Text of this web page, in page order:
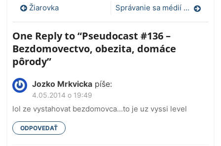
Navigácia
v
článku
Žiarovka Správanie sa médií pri samovraždách
One Reply to “Pseudocast #136 –
Bezdomovectvo, obezita, domáce
pôrody”
Jozko Mrkvicka píše:
4.05.2014 o 19:49
lol ze vystahovat bezdomovca…to je uz vyssi level
ODPOVEDAŤ